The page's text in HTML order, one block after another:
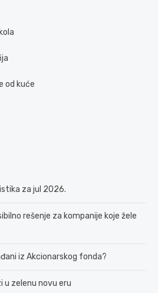
od kuće
za jul 2026.
rešenje za kompanije koje žele
iz Akcionarskog fonda?
u zelenu novu eru